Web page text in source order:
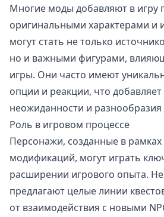
Многие моды добавляют в игру
оригинальными характерами и
могут стать не только
но и важными фигурами,
игры. Они часто имеют
опции и реакции, что
неожиданности и
Роль в игровом процессе
Персонажи, созданные в рамках
модификаций, могут играть
расширении игрового опыта.
предлагают целые линии
от взаимодействия с новыми